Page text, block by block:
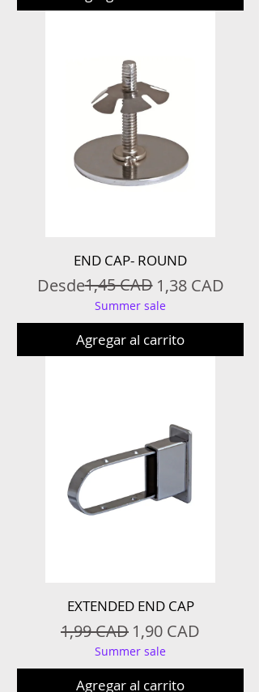
END CAP- ROUND
Desde
Precio1,45 CAD 1,38 CAD
Precio de oferta
Summer sale
Agregar al carrito
EXTENDED END CAP
Precio
1,99 CAD Precio de oferta
1,90 CAD
Summer sale
Agregar al carrito